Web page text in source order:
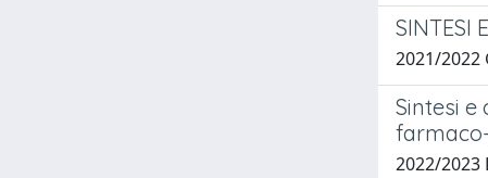
SINTESI
2021/2022
Sintesi
2022/2023